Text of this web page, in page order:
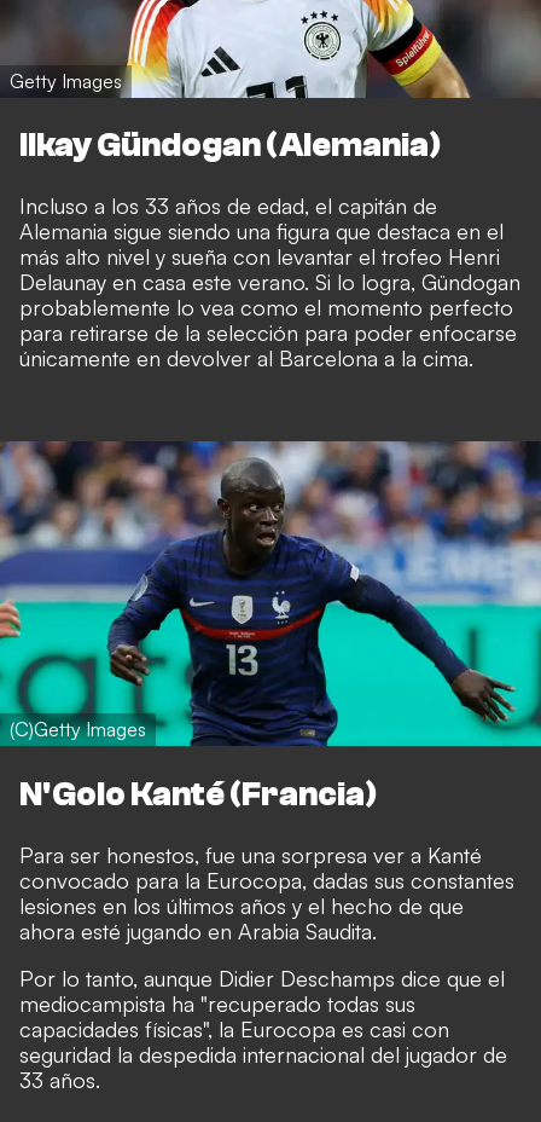
Getty Images
Ilkay Gündogan (Alemania)
Incluso a los 33 años de edad, el capitán de
Alemania sigue siendo una figura que destaca en el
más alto nivel y sueña con levantar el trofeo Henri
Delaunay en casa este verano. Si lo logra, Gündogan
probablemente lo vea como el momento perfecto
para retirarse de la selección para poder enfocarse
únicamente en devolver al Barcelona a la cima.
(C)Getty Images
N'Golo Kanté (Francia)
Para ser honestos, fue una sorpresa ver a Kanté
convocado para la Eurocopa, dadas sus constantes
lesiones en los últimos años y el hecho de que
ahora esté jugando en Arabia Saudita.
Por lo tanto, aunque Didier Deschamps dice que el
mediocampista ha "recuperado todas sus
capacidades físicas", la Eurocopa es casi con
seguridad la despedida internacional del jugador de
33 años.